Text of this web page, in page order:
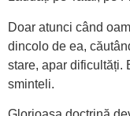
Doar atunci când
dincolo de ea,
stare, apar dificultăți.
sminteli.